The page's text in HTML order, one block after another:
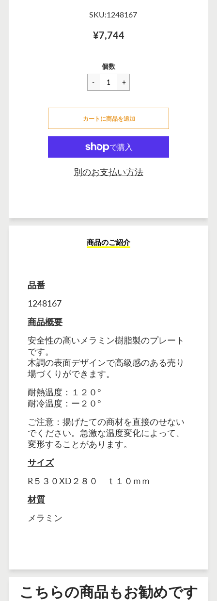
SKU:1248167
¥7,744
セ
ー
ル
格
一
般
価
¥7,744
個数
カートに商品を追加
別のお支払い方法
商品のご紹介
品番
1248167
商品概要
安全性の高いメラミン樹脂製のプレート
です。
木調の表面デザインで高級感のある売り
場づくりができます。
耐熱温度：１２０°
耐冷温度：ー２０°
ご注意：揚げたての商材を直接のせない
でください。急激な温度変化によって、
変形することがあります。
サイズ
R５３０XD２８０ ｔ１０ｍｍ
材質
メラミン
こちらの商品もお勧めです